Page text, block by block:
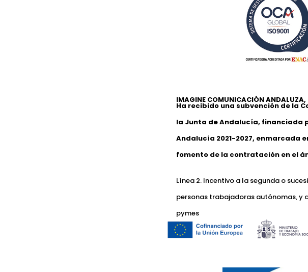
IMAGINE COMUNICACIÓN ANDALUZA,
Ha recibido una subvención de la
la Junta de Andalucía, financiada
Andalucía 2021-2027, enmarcada
fomento de la contratación en el
Línea 2. Incentivo a la segunda o
personas trabajadoras autónomas, y
pymes